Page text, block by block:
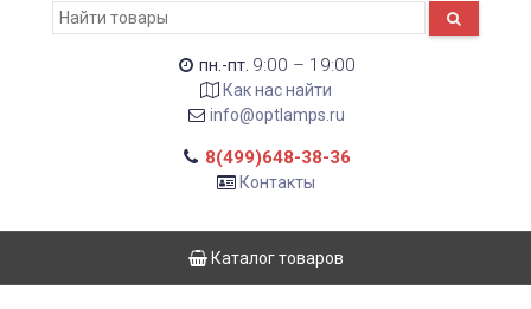
пн.-пт. 9:00 – 19:00
Как нас найти
info@optlamps.ru
8(499)648-38-36
Контакты
Каталог товаров